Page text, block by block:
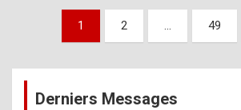
a
Pagination
publications
1 2 … 49
Derniers Messages